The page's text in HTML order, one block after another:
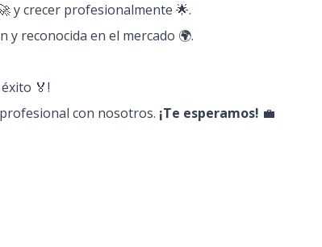
y crecer profesionalmente 🌟.
y reconocida en el mercado 🌍.
🏅!
con nosotros. ¡Te esperamos! 💼